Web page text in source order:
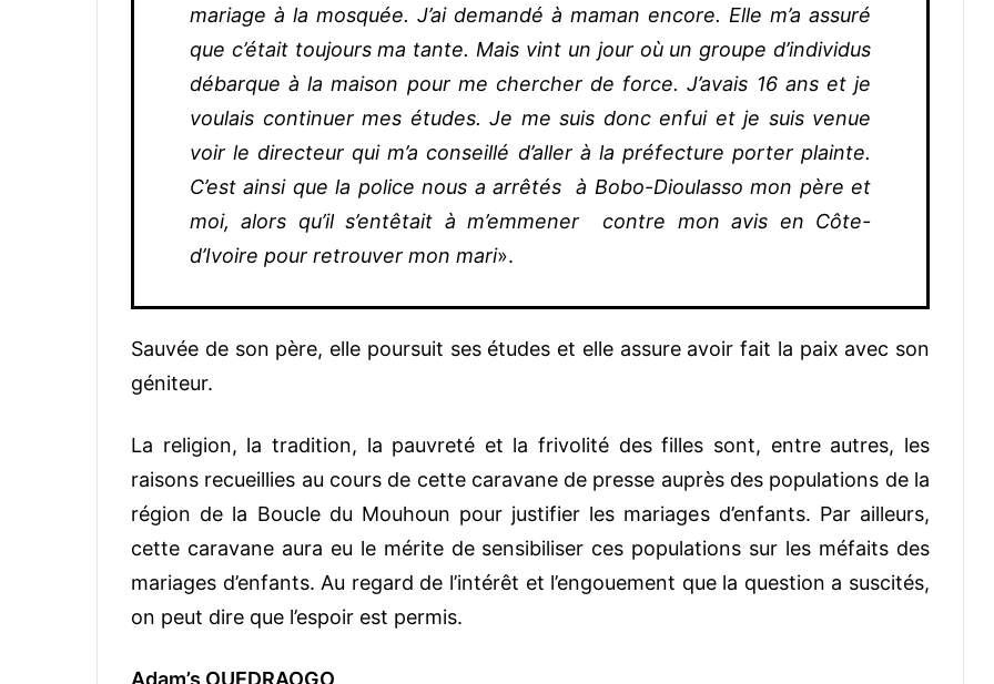
mariage à la mosquée. J’ai demandé à maman encore. Elle m’a assuré
que c’était toujours ma tante. Mais vint un jour où un groupe d’individus
débarque à la maison pour me chercher de force. J’avais 16 ans et je
voulais continuer mes études. Je me suis donc enfui et je suis venue
voir le directeur qui m’a conseillé d’aller à la préfecture porter plainte.
C’est ainsi que la police nous a arrêtés à Bobo-Dioulasso mon père et
moi, alors qu’il s’entêtait à m’emmener contre mon avis en Côte-
d’Ivoire pour retrouver mon mari».
Sauvée de son père, elle poursuit ses études et elle assure avoir fait la paix avec son
géniteur.
La religion, la tradition, la pauvreté et la frivolité des filles sont, entre autres, les
raisons recueillies au cours de cette caravane de presse auprès des populations de la
région de la Boucle du Mouhoun pour justifier les mariages d’enfants. Par ailleurs,
cette caravane aura eu le mérite de sensibiliser ces populations sur les méfaits des
mariages d’enfants. Au regard de l’intérêt et l’engouement que la question a suscités,
on peut dire que l’espoir est permis.
Adam’s OUEDRAOGO